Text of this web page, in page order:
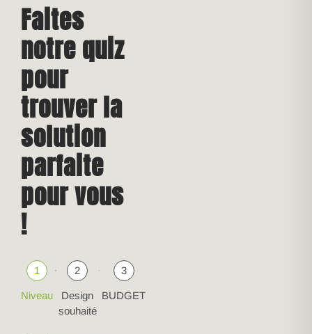
Faites
notre quiz
pour
trouver la
solution
parfaite
pour vous
!
1
Niveau
2
Design
souhaité
3
BUDGET